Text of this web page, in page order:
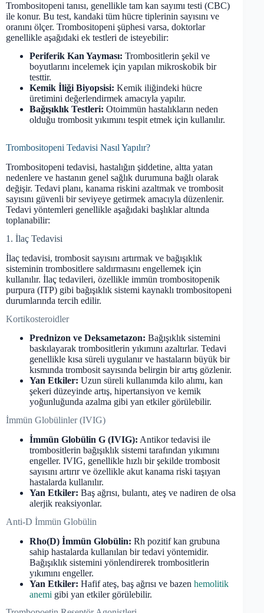
Trombositopeni tanısı, genellikle tam kan sayımı testi (CBC)
ile konur. Bu test, kandaki tüm hücre tiplerinin sayısını ve
oranını ölçer. Trombositopeni şüphesi varsa, doktorlar
genellikle aşağıdaki ek testleri de isteyebilir:
Periferik Kan Yayması: Trombositlerin şekil ve
boyutlarını incelemek için yapılan mikroskobik bir
testtir.
Kemik İliği Biyopsisi: Kemik iliğindeki hücre
üretimini değerlendirmek amacıyla yapılır.
Bağışıklık Testleri: Otoimmün hastalıkların neden
olduğu trombosit yıkımını tespit etmek için kullanılır.
Trombositopeni Tedavisi Nasıl Yapılır?
Trombositopeni tedavisi, hastalığın şiddetine, altta yatan
nedenlere ve hastanın genel sağlık durumuna bağlı olarak
değişir. Tedavi planı, kanama riskini azaltmak ve trombosit
sayısını güvenli bir seviyeye getirmek amacıyla düzenlenir.
Tedavi yöntemleri genellikle aşağıdaki başlıklar altında
toplanabilir:
1. İlaç Tedavisi
İlaç tedavisi, trombosit sayısını artırmak ve bağışıklık
sisteminin trombositlere saldırmasını engellemek için
kullanılır. İlaç tedavileri, özellikle immün trombositopenik
purpura (ITP) gibi bağışıklık sistemi kaynaklı trombositopeni
durumlarında tercih edilir.
Kortikosteroidler
Prednizon ve Deksametazon: Bağışıklık sistemini
baskılayarak trombositlerin yıkımını azaltırlar. Tedavi
genellikle kısa süreli uygulanır ve hastaların büyük bir
kısmında trombosit sayısında belirgin bir artış gözlenir.
Yan Etkiler: Uzun süreli kullanımda kilo alımı, kan
şekeri düzeyinde artış, hipertansiyon ve kemik
yoğunluğunda azalma gibi yan etkiler görülebilir.
İmmün Globülinler (IVIG)
İmmün Globülin G (IVIG): Antikor tedavisi ile
trombositlerin bağışıklık sistemi tarafından yıkımını
engeller. IVIG, genellikle hızlı bir şekilde trombosit
sayısını artırır ve özellikle akut kanama riski taşıyan
hastalarda kullanılır.
Yan Etkiler: Baş ağrısı, bulantı, ateş ve nadiren de olsa
alerjik reaksiyonlar.
Anti-D İmmün Globülin
Rho(D) İmmün Globülin: Rh pozitif kan grubuna
sahip hastalarda kullanılan bir tedavi yöntemidir.
Bağışıklık sistemini yönlendirerek trombositlerin
yıkımını engeller.
Yan Etkiler: Hafif ateş, baş ağrısı ve bazen hemolitik
anemi gibi yan etkiler görülebilir.